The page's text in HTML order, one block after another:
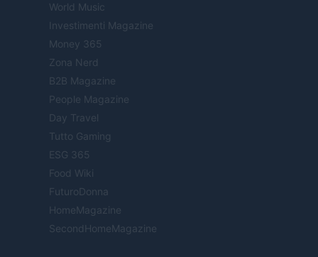
World Music
Investimenti Magazine
Money 365
Zona Nerd
B2B Magazine
People Magazine
Day Travel
Tutto Gaming
ESG 365
Food Wiki
FuturoDonna
HomeMagazine
SecondHomeMagazine